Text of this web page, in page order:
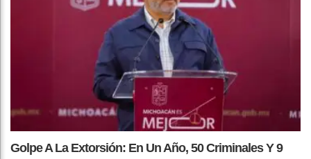
Golpe A La Extorsión: En Un Año, 50 Criminales Y 9